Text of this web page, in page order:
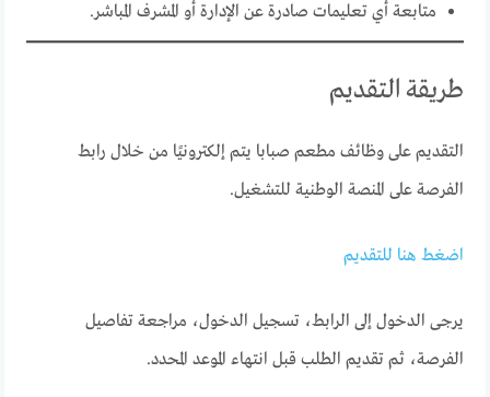
متابعة أي تعليمات صادرة عن الإدارة أو المشرف المباشر.
طريقة التقديم
التقديم على وظائف مطعم صبابا يتم إلكترونيًا من خلال رابط
الفرصة على المنصة الوطنية للتشغيل.
اضغط هنا للتقديم
يرجى الدخول إلى الرابط، تسجيل الدخول، مراجعة تفاصيل
الفرصة، ثم تقديم الطلب قبل انتهاء الموعد المحدد.